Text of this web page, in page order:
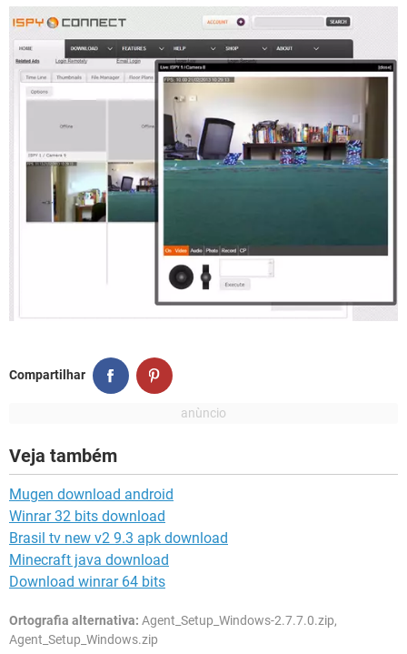
Compartilhar
Veja também
Mugen download android
Winrar 32 bits download
Brasil tv new v2 9.3 apk download
Minecraft java download
Download winrar 64 bits
Ortografia alternativa: Agent_Setup_Windows-2.7.7.0.zip,
Agent_Setup_Windows.zip